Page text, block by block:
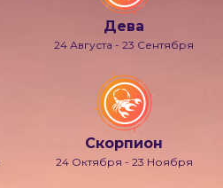
Дева
24 Августа - 23 Сентября
Скорпион
24 Октября - 23 Ноября